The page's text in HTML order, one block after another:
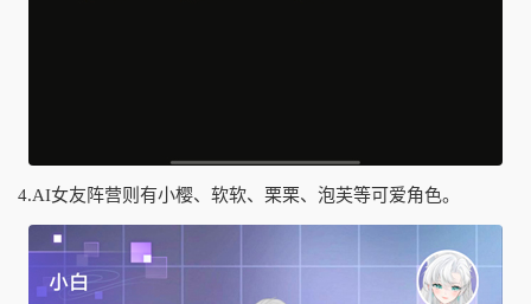
4.AI女友阵营则有小樱、软软、栗栗、泡芙等可爱角色。